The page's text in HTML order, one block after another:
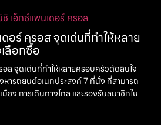
อร์ ครอส จุดเด่นที่ทำให้หลาย
ลือกซื้อ
ส จุดเด่นที่ทำให้หลายครอบครัวตัดสินใจ
ารถยนต์อเนกประสงค์ 7 ที่นั่ง ที่สามารถ
อง การเดินทางไกล และรองรับสมาชิกใน